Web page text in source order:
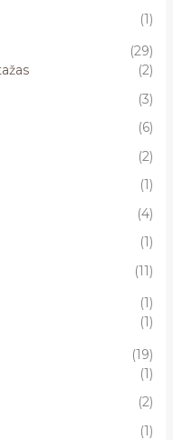
(1)
(29)
(2)
(3)
(6)
(2)
(1)
(4)
(1)
(11)
(1)
(1)
(19)
(1)
(2)
(1)